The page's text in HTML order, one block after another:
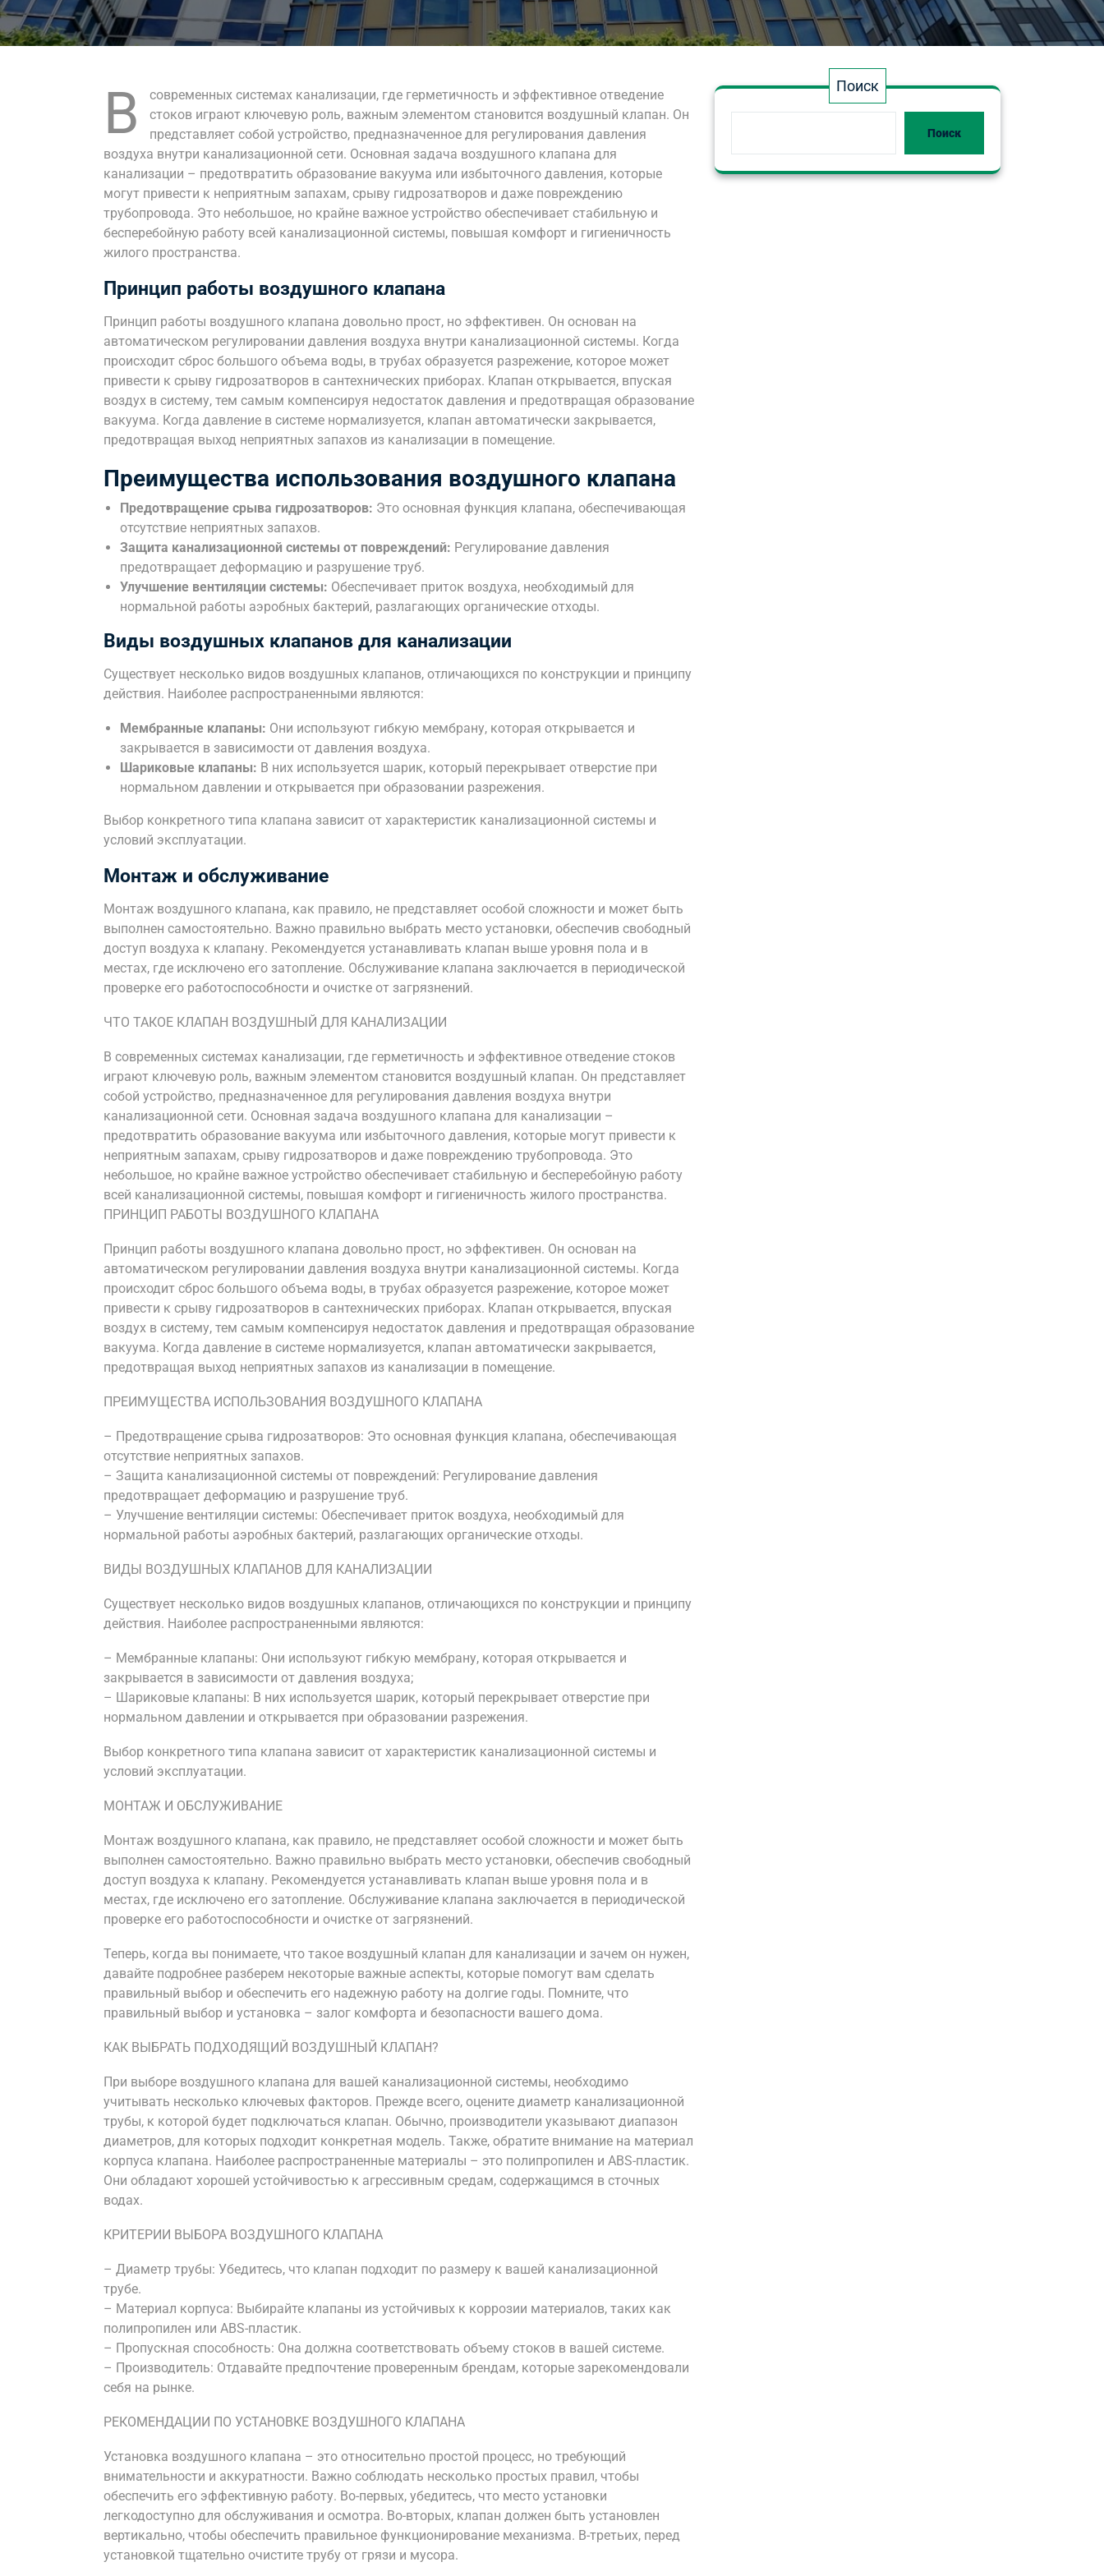
В
современных системах канализации, где герметичность и эффективное отведение
стоков играют ключевую роль, важным элементом становится воздушный клапан. Он
представляет собой устройство, предназначенное для регулирования давления
воздуха внутри канализационной сети. Основная задача воздушного клапана для
канализации – предотвратить образование вакуума или избыточного давления, которые
могут привести к неприятным запахам, срыву гидрозатворов и даже повреждению
трубопровода. Это небольшое, но крайне важное устройство обеспечивает стабильную и
бесперебойную работу всей канализационной системы, повышая комфорт и гигиеничность
жилого пространства.
Принцип работы воздушного клапана
Принцип работы воздушного клапана довольно прост, но эффективен. Он основан на
автоматическом регулировании давления воздуха внутри канализационной системы. Когда
происходит сброс большого объема воды, в трубах образуется разрежение, которое может
привести к срыву гидрозатворов в сантехнических приборах. Клапан открывается, впуская
воздух в систему, тем самым компенсируя недостаток давления и предотвращая образование
вакуума. Когда давление в системе нормализуется, клапан автоматически закрывается,
предотвращая выход неприятных запахов из канализации в помещение.
Преимущества использования воздушного клапана
Предотвращение срыва гидрозатворов: Это основная функция клапана, обеспечивающая
отсутствие неприятных запахов.
Защита канализационной системы от повреждений: Регулирование давления
предотвращает деформацию и разрушение труб.
Улучшение вентиляции системы: Обеспечивает приток воздуха, необходимый для
нормальной работы аэробных бактерий, разлагающих органические отходы.
Виды воздушных клапанов для канализации
Существует несколько видов воздушных клапанов, отличающихся по конструкции и принципу
действия. Наиболее распространенными являются:
Мембранные клапаны: Они используют гибкую мембрану, которая открывается и
закрывается в зависимости от давления воздуха.
Шариковые клапаны: В них используется шарик, который перекрывает отверстие при
нормальном давлении и открывается при образовании разрежения.
Выбор конкретного типа клапана зависит от характеристик канализационной системы и
условий эксплуатации.
Монтаж и обслуживание
Монтаж воздушного клапана, как правило, не представляет особой сложности и может быть
выполнен самостоятельно. Важно правильно выбрать место установки, обеспечив свободный
доступ воздуха к клапану. Рекомендуется устанавливать клапан выше уровня пола и в
местах, где исключено его затопление. Обслуживание клапана заключается в периодической
проверке его работоспособности и очистке от загрязнений.
ЧТО ТАКОЕ КЛАПАН ВОЗДУШНЫЙ ДЛЯ КАНАЛИЗАЦИИ
В современных системах канализации, где герметичность и эффективное отведение стоков
играют ключевую роль, важным элементом становится воздушный клапан. Он представляет
собой устройство, предназначенное для регулирования давления воздуха внутри
канализационной сети. Основная задача воздушного клапана для канализации –
предотвратить образование вакуума или избыточного давления, которые могут привести к
неприятным запахам, срыву гидрозатворов и даже повреждению трубопровода. Это
небольшое, но крайне важное устройство обеспечивает стабильную и бесперебойную работу
всей канализационной системы, повышая комфорт и гигиеничность жилого пространства.
ПРИНЦИП РАБОТЫ ВОЗДУШНОГО КЛАПАНА
Принцип работы воздушного клапана довольно прост, но эффективен. Он основан на
автоматическом регулировании давления воздуха внутри канализационной системы. Когда
происходит сброс большого объема воды, в трубах образуется разрежение, которое может
привести к срыву гидрозатворов в сантехнических приборах. Клапан открывается, впуская
воздух в систему, тем самым компенсируя недостаток давления и предотвращая образование
вакуума. Когда давление в системе нормализуется, клапан автоматически закрывается,
предотвращая выход неприятных запахов из канализации в помещение.
ПРЕИМУЩЕСТВА ИСПОЛЬЗОВАНИЯ ВОЗДУШНОГО КЛАПАНА
– Предотвращение срыва гидрозатворов: Это основная функция клапана, обеспечивающая
отсутствие неприятных запахов.
– Защита канализационной системы от повреждений: Регулирование давления
предотвращает деформацию и разрушение труб.
– Улучшение вентиляции системы: Обеспечивает приток воздуха, необходимый для
нормальной работы аэробных бактерий, разлагающих органические отходы.
ВИДЫ ВОЗДУШНЫХ КЛАПАНОВ ДЛЯ КАНАЛИЗАЦИИ
Существует несколько видов воздушных клапанов, отличающихся по конструкции и принципу
действия. Наиболее распространенными являются:
– Мембранные клапаны: Они используют гибкую мембрану, которая открывается и
закрывается в зависимости от давления воздуха;
– Шариковые клапаны: В них используется шарик, который перекрывает отверстие при
нормальном давлении и открывается при образовании разрежения.
Выбор конкретного типа клапана зависит от характеристик канализационной системы и
условий эксплуатации.
МОНТАЖ И ОБСЛУЖИВАНИЕ
Монтаж воздушного клапана, как правило, не представляет особой сложности и может быть
выполнен самостоятельно. Важно правильно выбрать место установки, обеспечив свободный
доступ воздуха к клапану. Рекомендуется устанавливать клапан выше уровня пола и в
местах, где исключено его затопление. Обслуживание клапана заключается в периодической
проверке его работоспособности и очистке от загрязнений.
Теперь, когда вы понимаете, что такое воздушный клапан для канализации и зачем он нужен,
давайте подробнее разберем некоторые важные аспекты, которые помогут вам сделать
правильный выбор и обеспечить его надежную работу на долгие годы. Помните, что
правильный выбор и установка – залог комфорта и безопасности вашего дома.
КАК ВЫБРАТЬ ПОДХОДЯЩИЙ ВОЗДУШНЫЙ КЛАПАН?
При выборе воздушного клапана для вашей канализационной системы, необходимо
учитывать несколько ключевых факторов. Прежде всего, оцените диаметр канализационной
трубы, к которой будет подключаться клапан. Обычно, производители указывают диапазон
диаметров, для которых подходит конкретная модель. Также, обратите внимание на материал
корпуса клапана. Наиболее распространенные материалы – это полипропилен и ABS-пластик.
Они обладают хорошей устойчивостью к агрессивным средам, содержащимся в сточных
водах.
КРИТЕРИИ ВЫБОРА ВОЗДУШНОГО КЛАПАНА
– Диаметр трубы: Убедитесь, что клапан подходит по размеру к вашей канализационной
трубе.
– Материал корпуса: Выбирайте клапаны из устойчивых к коррозии материалов, таких как
полипропилен или ABS-пластик.
– Пропускная способность: Она должна соответствовать объему стоков в вашей системе.
– Производитель: Отдавайте предпочтение проверенным брендам, которые зарекомендовали
себя на рынке.
РЕКОМЕНДАЦИИ ПО УСТАНОВКЕ ВОЗДУШНОГО КЛАПАНА
Установка воздушного клапана – это относительно простой процесс, но требующий
внимательности и аккуратности. Важно соблюдать несколько простых правил, чтобы
обеспечить его эффективную работу. Во-первых, убедитесь, что место установки
легкодоступно для обслуживания и осмотра. Во-вторых, клапан должен быть установлен
вертикально, чтобы обеспечить правильное функционирование механизма. В-третьих, перед
установкой тщательно очистите трубу от грязи и мусора.
Поиск
Поиск